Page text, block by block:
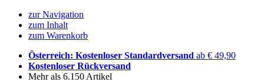
zur Navigation
zum Inhalt
zum Warenkorb
Österreich: Kostenloser Standardversand ab € 49,90
Kostenloser Rückversand
Mehr als 6.150 Artikel